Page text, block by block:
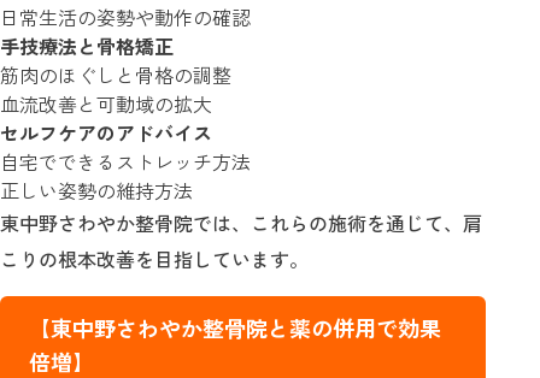
日常生活の姿勢や動作の確認
手技療法と骨格矯正
筋肉のほぐしと骨格の調整
血流改善と可動域の拡大
セルフケアのアドバイス
自宅でできるストレッチ方法
正しい姿勢の維持方法
東中野さわやか整骨院では、これらの施術を通じて、肩
こりの根本改善を目指しています。
【東中野さわやか整骨院と薬の併用で効果
倍増】